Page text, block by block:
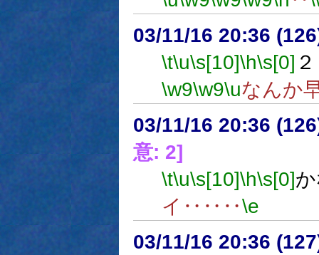
03/11/16 20:36
\t\u\s[10]\h\s[0]
\w9\w9\uなんか
03/11/16 20:36
意: 2]
\t\u\s[10]\h\s[0]
イ‥‥‥\e
03/11/16 20:36